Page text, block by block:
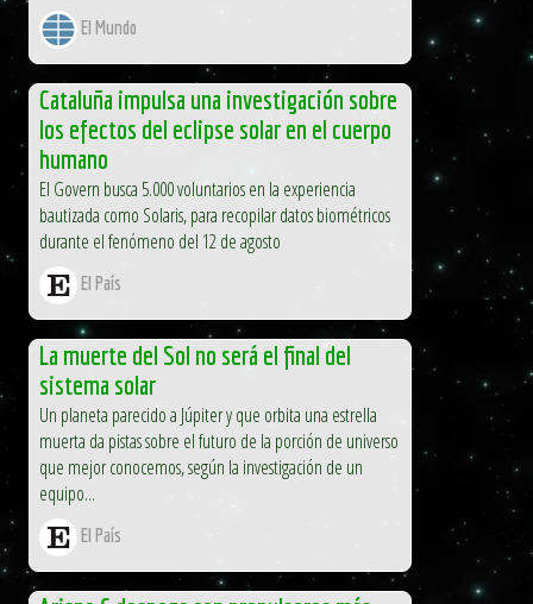
El Mundo
Cataluña impulsa una investigación sobre
los efectos del eclipse solar en el cuerpo
humano
El Govern busca 5.000 voluntarios en la experiencia
bautizada como Solaris, para recopilar datos biométricos
durante el fenómeno del 12 de agosto
El País
La muerte del Sol no será el final del
sistema solar
Un planeta parecido a Júpiter y que orbita una estrella
muerta da pistas sobre el futuro de la porción de universo
que mejor conocemos, según la investigación de un
equipo...
El País